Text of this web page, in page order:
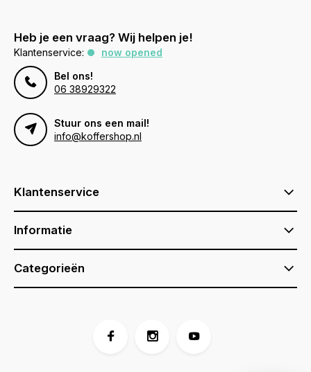
Heb je een vraag? Wij helpen je!
Klantenservice:
now opened
Bel ons!
06 38929322
Stuur ons een mail!
info@koffershop.nl
Klantenservice
Informatie
Categorieën